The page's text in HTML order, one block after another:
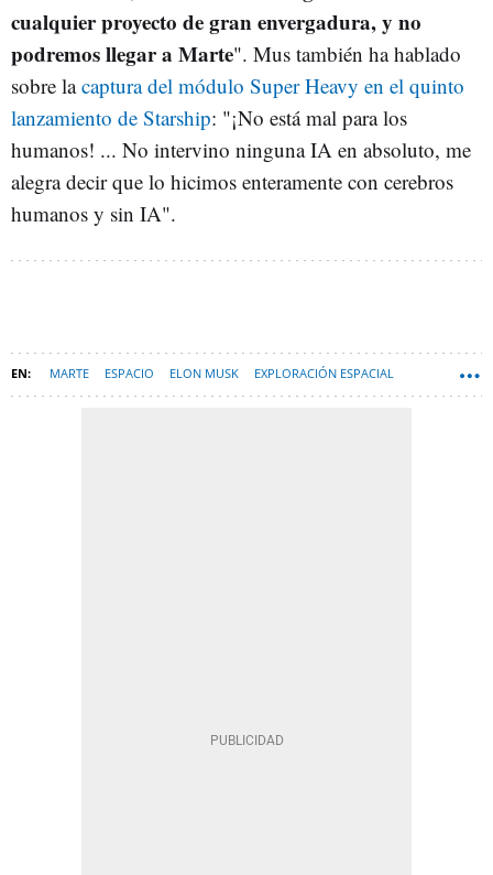
cualquier proyecto de gran envergadura, y no
podremos llegar a Marte". Mus también ha hablado
sobre lacaptura del módulo Super Heavy en el quinto
lanzamiento de Starship: "¡No está mal para los
humanos! ... No intervino ninguna IA en absoluto, me
alegra decir que lo hicimos enteramente con cerebros
humanos y sin IA".
MARTE ESPACIO ELON MUSK EXPLORACIÓN ESPACIAL